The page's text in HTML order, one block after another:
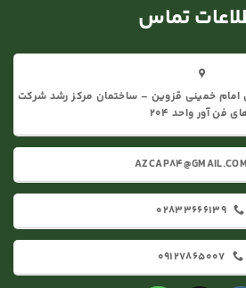
تماس
امام خمینی قزوین – ساختمان مرکز رشد شرکت
فن آور واحد 204
AZCAP84@GMAIL.COM
02833666139
09127865007